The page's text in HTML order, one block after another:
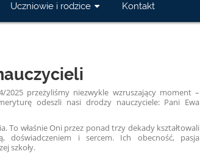
Uczniowie i rodzice Kontakt
2025 przeżyliśmy niezwykle wzruszający moment –
odeszli nasi drodzy nauczyciele: Pani Ewa
To właśnie Oni przez ponad trzy dekady kształtowali
doświadczeniem i sercem. Ich obecność, pasja
szkoły.